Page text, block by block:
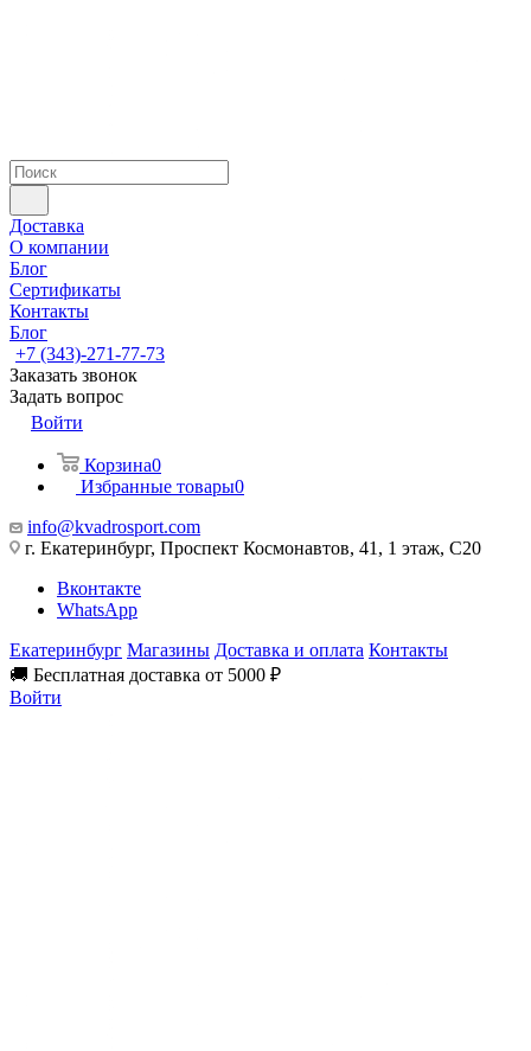
Доставка
О компании
Блог
Сертификаты
Контакты
Блог
+7 (343)-271-77-73
Заказать звонок
Задать вопрос
Войти
Корзина0
Избранные товары0
info@kvadrosport.com
г. Екатеринбург, Проспект Космонавтов, 41, 1 этаж, С20
Вконтакте
WhatsApp
Екатеринбург Магазины Доставка и оплата Контакты
🚚 Бесплатная доставка от 5000 ₽
Войти